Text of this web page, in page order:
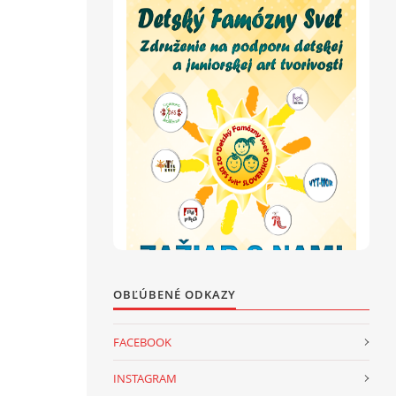
OBĽÚBENÉ ODKAZY
FACEBOOK
INSTAGRAM